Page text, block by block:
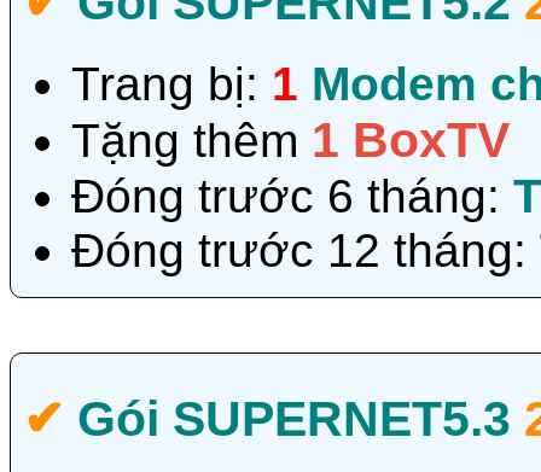
Trang bị: 1 Modem
Tặng thêm 1 BoxTV
Đóng trước 6 tháng:
Đóng trước 12 tháng:
✔‎ Gói SUPERNET5.3